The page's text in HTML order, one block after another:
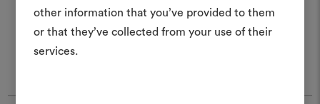
other information that you’ve provided to them
or that they’ve collected from your use of their
services.
Ideen zum Leben
anderen teilen können,
Um Moodboards zu